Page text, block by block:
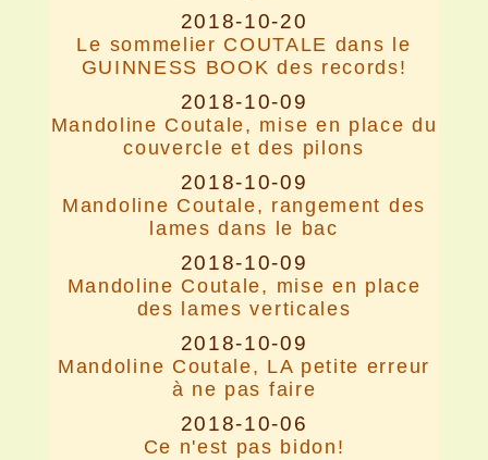
2018-10-20
Le sommelier COUTALE dans le
GUINNESS BOOK des records!
2018-10-09
Mandoline Coutale, mise en place du
couvercle et des pilons
2018-10-09
Mandoline Coutale, rangement des
lames dans le bac
2018-10-09
Mandoline Coutale, mise en place
des lames verticales
2018-10-09
Mandoline Coutale, LA petite erreur
à ne pas faire
2018-10-06
Ce n'est pas bidon!